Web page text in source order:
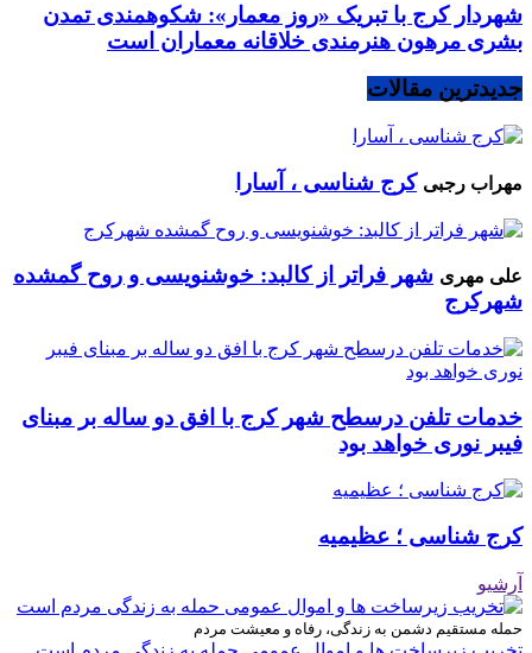
شهردار کرج با تبریک «روز معمار»: شکوهمندی تمدن
بشری مرهون هنرمندی خلاقانه معماران است
جدیدترین مقالات
مهراب رجبی کرج شناسی ، آسارا
علی مهری شهر فراتر از کالبد: خوشنویسی و روح گمشده
شهرکرج
خدمات تلفن درسطح شهر کرج با افق دو ساله بر مبنای
فیبر نوری خواهد بود
کرج شناسی ؛ عظیمیه
آرشیو
حمله مستقیم دشمن به زندگی، رفاه و معیشت مردم